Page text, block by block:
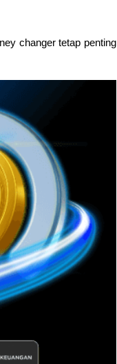
changer tetap penting